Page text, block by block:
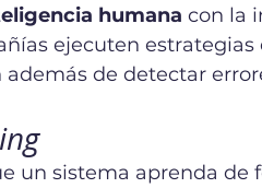
humana con la
ejecuten
de detectar
un sistema aprenda